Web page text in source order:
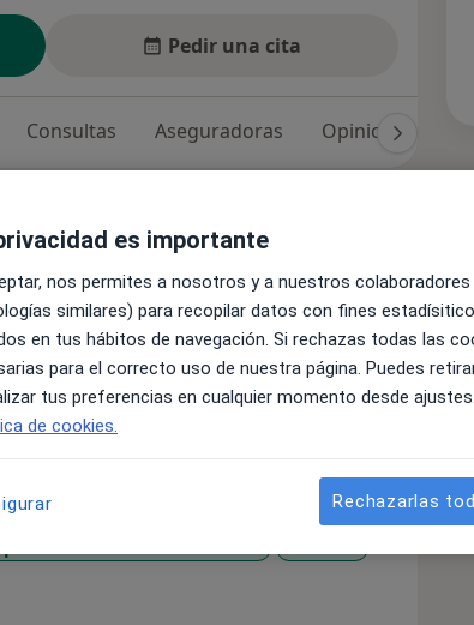
Pedir una cita
Consultas Aseguradoras Opiniones (3)
intersticial difusa
es importante
nos permites a nosotros y a nuestros
similares) para recopilar datos con fines
en tus hábitos de navegación. Si rechazas todas las
para el correcto uso de nuestra página. Puedes
tus preferencias en cualquier momento desde
de cookies.
Rechazarlas